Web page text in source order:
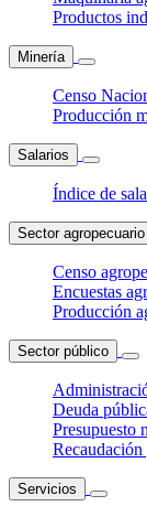
Productos
Minería
Censo
Producción
Salarios
Índice de
Sector agropecuario
Censo
Encuestas
Producción
Sector público
Deuda
Presupuesto
Servicios